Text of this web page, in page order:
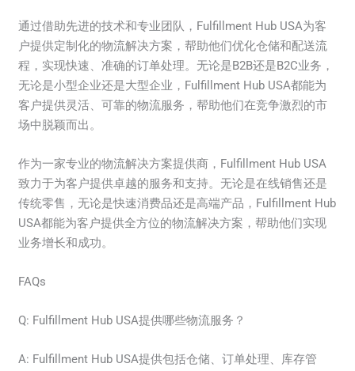
通过借助先进的技术和专业团队，Fulfillment Hub USA为客
户提供定制化的物流解决方案，帮助他们优化仓储和配送流
程，实现快速、准确的订单处理。无论是B2B还是B2C业务，
无论是小型企业还是大型企业，Fulfillment Hub USA都能为
客户提供灵活、可靠的物流服务，帮助他们在竞争激烈的市
场中脱颖而出。
作为一家专业的物流解决方案提供商，Fulfillment Hub USA
致力于为客户提供卓越的服务和支持。无论是在线销售还是
传统零售，无论是快速消费品还是高端产品，Fulfillment Hub
USA都能为客户提供全方位的物流解决方案，帮助他们实现
业务增长和成功。
FAQs
Q: Fulfillment Hub USA提供哪些物流服务？
A: Fulfillment Hub USA提供包括仓储、订单处理、库存管